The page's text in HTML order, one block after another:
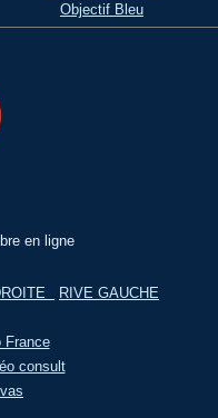
Objectif Bleu
en ligne
RIVE GAUCHE
France
consult